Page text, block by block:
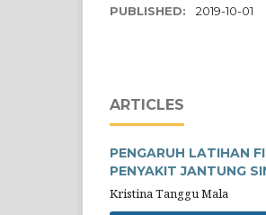
PUBLISHED: 2019-10-01
ARTICLES
PENGARUH LATIHAN
PENYAKIT JANTUNG
Kristina Tanggu Mala